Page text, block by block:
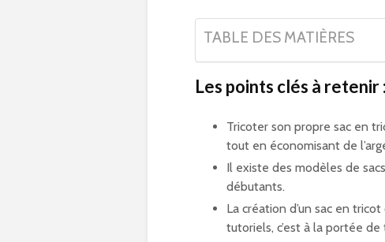
TABLE DES MATIÈRES
Les points clés à retenir :
Tricoter son propre sac en
tout en économisant de
Il existe des modèles de
débutants.
La création d’un sac en
tutoriels, c’est à la portée de